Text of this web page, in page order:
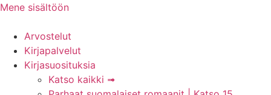
Mene sisältöön
Arvostelut
Kirjapalvelut
Kirjasuosituksia
Katso kaikki ➟